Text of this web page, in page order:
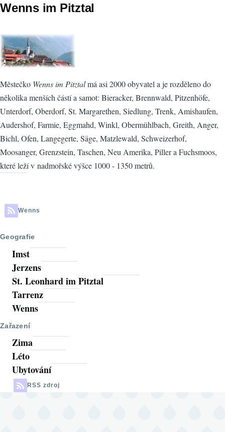
Wenns im Pitztal
Městečko Wenns im Pitztalmá asi 2000 obyvatel a je rozděleno do
několika menších částí a samot: Bieracker, Brennwald, Pitzenhöfe,
Unterdorf, Oberdorf, St. Margarethen, Siedlung, Trenk, Amishaufen,
Audershof, Farmie, Eggmahd, Winkl, Obermühlbach, Greith, Anger,
Bichl, Ofen, Langegerte, Säge, Matzlewald, Schweizerhof,
Moosanger, Grenzstein, Taschen, Neu Amerika, Piller a Fuchsmoos,
které leží v nadmořské výšce 1000 - 1350 metrů.
Wenns
Geografie
Imst
Jerzens
St. Leonhard im Pitztal
Tarrenz
Wenns
Zařazení
Zima
Léto
Ubytování
RSS zdroj